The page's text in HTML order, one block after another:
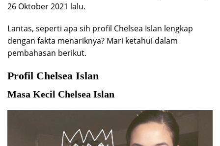
26 Oktober 2021 lalu.
Lantas, seperti apa sih profil Chelsea Islan lengkap
dengan fakta menariknya? Mari ketahui dalam
pembahasan berikut.
Profil Chelsea Islan
Masa Kecil Chelsea Islan